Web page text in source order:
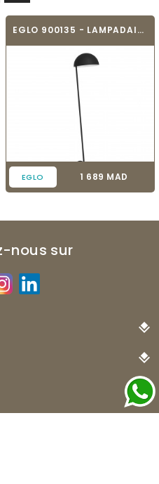
EGLO 900135 - LAMPADAIRE - ARANZOLA
EGLO Prix
1 689 MAD
nous sur